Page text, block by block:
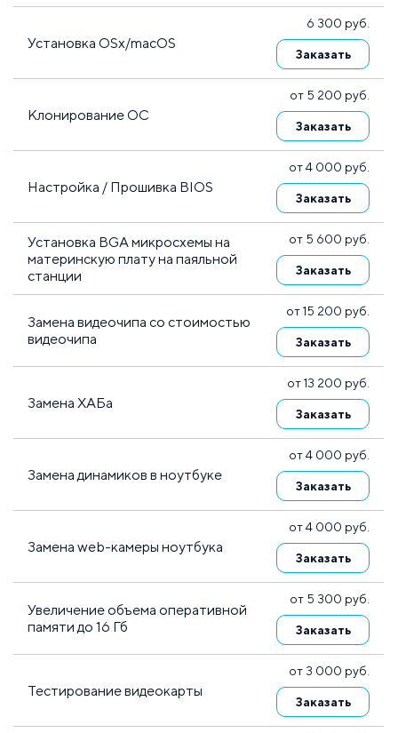
Установка OSx/macOS
6 300 руб.
Заказать
Клонирование ОС
от 5 200 руб.
Заказать
Настройка / Прошивка BIOS
от 4 000 руб.
Заказать
Установка BGA микросхемы на
материнскую плату на паяльной
станции
от 5 600 руб.
Заказать
Замена видеочипа со стоимостью
видеочипа
от 15 200 руб.
Заказать
Замена ХАБа
от 13 200 руб.
Заказать
Замена динамиков в ноутбуке
от 4 000 руб.
Заказать
Замена web-камеры ноутбука
от 4 000 руб.
Заказать
Увеличение объема оперативной
памяти до 16 Гб
от 5 300 руб.
Заказать
Тестирование видеокарты
от 3 000 руб.
Заказать